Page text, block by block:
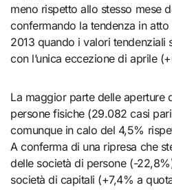
meno rispetto allo stesso mese
confermando la tendenza in
2013 quando i valori tendenziali
con l’unica eccezione di aprile
La maggior parte delle aperture
persone fisiche (29.082 casi
comunque in calo del 4,5%
A conferma di una ripresa che
delle società di persone (-
società di capitali (+7,4% a